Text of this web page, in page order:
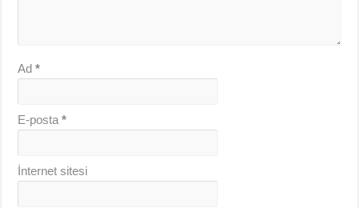
Ad*
E-posta*
İnternet sitesi